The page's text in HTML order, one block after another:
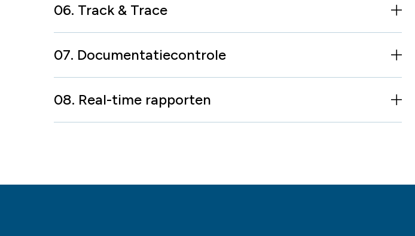
06. Track & Trace
07. Documentatiecontrole
08. Real-time rapporten